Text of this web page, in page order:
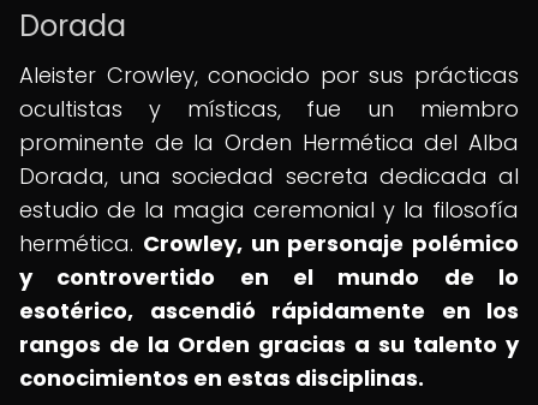
Dorada
Aleister Crowley, conocido por sus prácticas
ocultistas y místicas, fue un miembro
prominente de la Orden Hermética del Alba
Dorada, una sociedad secreta dedicada al
estudio de la magia ceremonial y la filosofía
hermética. Crowley, un personaje polémico
y controvertido en el mundo de lo
esotérico, ascendió rápidamente en los
rangos de la Orden gracias a su talento y
conocimientos en estas disciplinas.